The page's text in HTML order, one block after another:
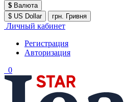
$ Валюта
$ US Dollar
грн. Гривня
Личный кабинет
Регистрация
Авторизация
0